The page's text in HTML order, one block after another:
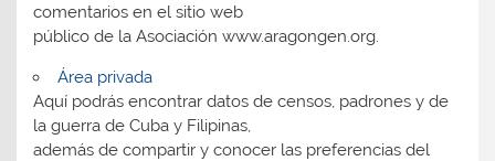
comentarios en el sitio web
público de la Asociación www.aragongen.org.
Área privada
Aquí podrás encontrar datos de censos, padrones y de
la guerra de Cuba y Filipinas,
además de compartir y conocer las preferencias del